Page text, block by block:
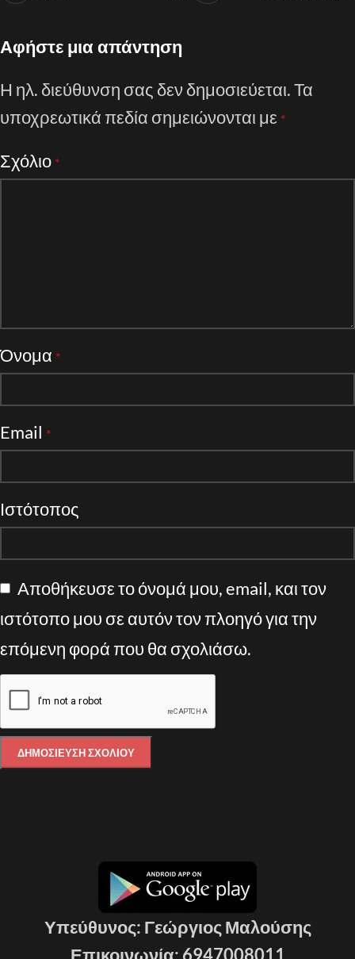
Αφήστε μια απάντηση
Η ηλ. διεύθυνση σας δεν δημοσιεύεται.Τα
υποχρεωτικά πεδία σημειώνονται με *
Σχόλιο *
Όνομα *
Email *
Ιστότοπος
Αποθήκευσε το όνομά μου, email, και τον
ιστότοπο μου σε αυτόν τον πλοηγό για την
επόμενη φορά που θα σχολιάσω.
Υπεύθυνος: Γεώργιος Μαλούσης
Επικοινωνία: 6947008011